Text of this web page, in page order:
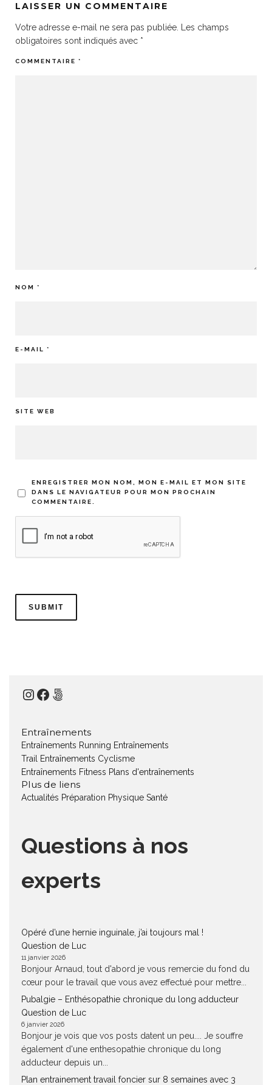
LAISSER UN COMMENTAIRE
Votre adresse e-mail ne sera pas publiée.
Les champs
obligatoires sont indiqués avec *
COMMENTAIRE *
NOM *
E-MAIL *
SITE WEB
ENREGISTRER MON NOM, MON E-MAIL ET MON SITE
DANS LE NAVIGATEUR POUR MON PROCHAIN
COMMENTAIRE.
Instagram
Facebook
500px
Entraînements
Entraînements Running Entraînements
Trail
Entraînements Cyclisme
Entraînements Fitness Plans d'entraînements
Plus de liens
Actualités Préparation Physique Santé
Questions à nos
experts
Opéré d’une hernie inguinale, j’ai toujours mal !
Question de Luc
11 janvier 2026
Bonjour Arnaud, tout d'abord je vous remercie du fond du
cœur pour le travail que vous avez effectué pour mettre...
Pubalgie – Enthésopathie chronique du long adducteur
Question de Luc
6 janvier 2026
Bonjour je vois que vos posts datent un peu.... Je souffre
également d'une enthesopathie chronique du long
adducteur depuis un...
Plan entrainement travail foncier sur 8 semaines avec 3